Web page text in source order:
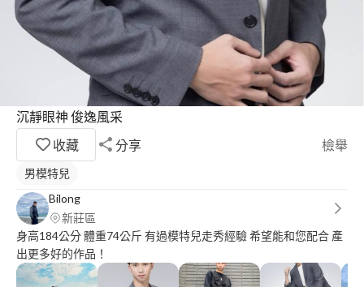
沉靜眼神 俊逸風采
收藏
分享 檢舉
男模特兒
Bilong
新莊區
身高184公分 體重74公斤 有過模特兒走秀經驗 希望能和您配合 產
出更多好的作品！